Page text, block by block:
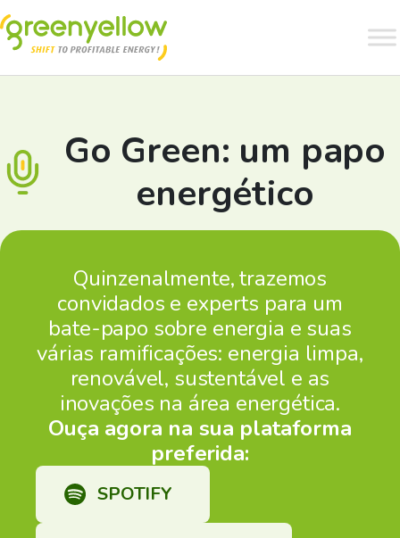
Go Green: um papo
energético
Quinzenalmente, trazemos
convidados e experts para um
bate-papo sobre energia e suas
várias ramificações: energia limpa,
renovável, sustentável e as
inovações na área energética.
Ouça agora na sua plataforma
preferida:
SPOTIFY